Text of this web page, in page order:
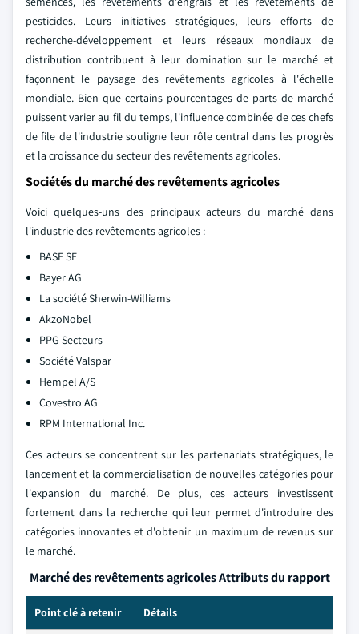
pesticides. Leurs initiatives stratégiques, leurs efforts de
recherche-développement et leurs réseaux mondiaux de
distribution contribuent à leur domination sur le marché et
façonnent le paysage des revêtements agricoles à l'échelle
mondiale. Bien que certains pourcentages de parts de marché
puissent varier au fil du temps, l'influence combinée de ces chefs
de file de l'industrie souligne leur rôle central dans les progrès
et la croissance du secteur des revêtements agricoles.
Sociétés du marché des revêtements agricoles
Voici quelques-uns des principaux acteurs du marché dans
l'industrie des revêtements agricoles :
BASE SE
Bayer AG
La société Sherwin-Williams
AkzoNobel
PPG Secteurs
Société Valspar
Hempel A/S
Covestro AG
RPM International Inc.
Ces acteurs se concentrent sur les partenariats stratégiques, le
lancement et la commercialisation de nouvelles catégories pour
l'expansion du marché. De plus, ces acteurs investissent
fortement dans la recherche qui leur permet d'introduire des
catégories innovantes et d'obtenir un maximum de revenus sur
le marché.
Marché des revêtements agricoles Attributs du rapport
Point clé à retenir Détails